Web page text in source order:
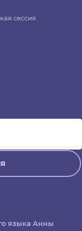
сессия
языка Анны